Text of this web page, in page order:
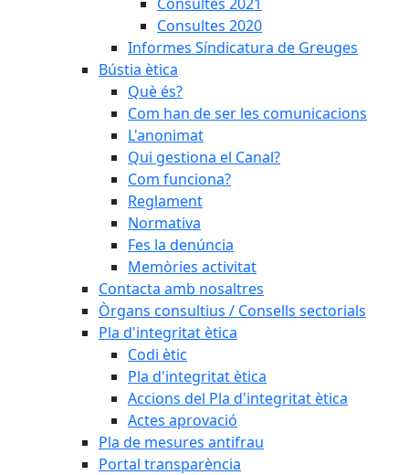
Consultes 2020
Informes Síndicatura de Greuges
Bústia ètica
Què és?
Com han de ser les comunicacions
L'anonimat
Qui gestiona el Canal?
Com funciona?
Reglament
Normativa
Fes la denúncia
Memòries activitat
Contacta amb nosaltres
Òrgans consultius / Consells sectorials
Pla d'integritat ètica
Codi ètic
Pla d'integritat ètica
Accions del Pla d'integritat ètica
Actes aprovació
Pla de mesures antifrau
Portal transparència